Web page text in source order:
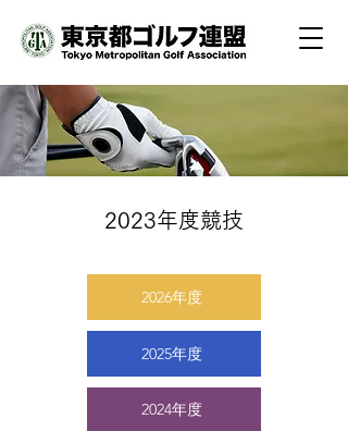
2023年度競技
2026年度
2025年度
2024年度